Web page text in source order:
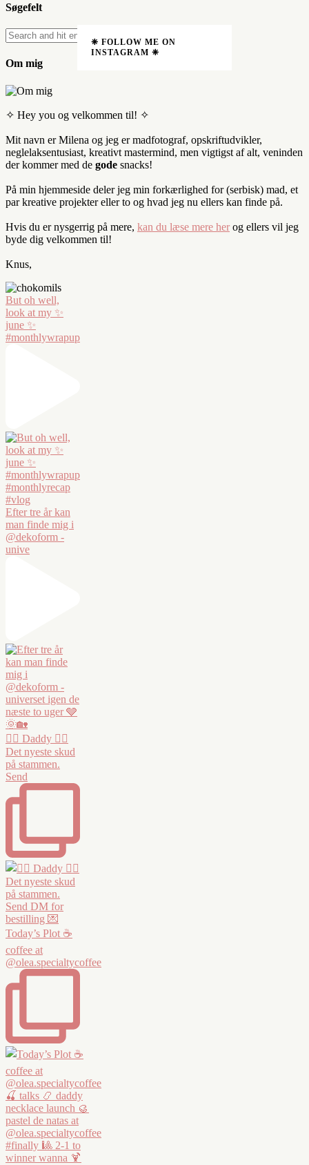
Søgefelt
Om mig
✧ Hey you og velkommen til! ✧
Mit navn er Milena og jeg er madfotograf, opskriftudvikler,
neglelaksentusiast, kreativt mastermind, men vigtigst af alt, veninden
der kommer med de gode snacks!
På min hjemmeside deler jeg min forkærlighed for (serbisk) mad, et
par kreative projekter eller to og hvad jeg nu ellers kan finde på.
Hvis du er nysgerrig på mere, kan du læse mere her og ellers vil jeg
byde dig velkommen til!
Knus,
❈ FOLLOW ME ON
INSTAGRAM ❈
But oh well,
look at my ✨
june ✨
#monthlywrapup
Efter tre år kan
man finde mig i
@dekoform -
unive
❤️‍🔥 Daddy ❤️‍🔥
Det nyeste skud
på stammen.
Send
Today’s Plot ☕️
coffee at
@olea.specialtycoffee